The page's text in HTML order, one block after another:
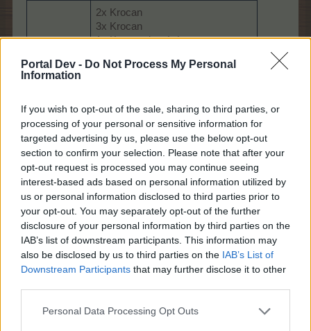
Portal Dev - Do Not Process My Personal
Information
If you wish to opt-out of the sale, sharing to third parties, or
processing of your personal or sensitive information for
targeted advertising by us, please use the below opt-out
section to confirm your selection. Please note that after your
opt-out request is processed you may continue seeing
interest-based ads based on personal information utilized by
us or personal information disclosed to third parties prior to
your opt-out. You may separately opt-out of the further
disclosure of your personal information by third parties on the
IAB’s list of downstream participants. This information may
also be disclosed by us to third parties on the IAB’s List of
Downstream Participants that may further disclose it to other
Personal Data Processing Opt Outs
Možný zisk
2x Krocan
3x Krocan
1x Krocan domácí
1x Dýňový krocan
1x Domorodý krocan
1x Polka krůta
1x Krocan kutil
2x Papoušek
3x Papoušek
1x Smaragdový papoušek
1x Azurový papoušek
1x Karmínový papoušek
1x Elegantní papoušek
1x Tropický papoušek
1x Párty papoušek
1x Shakespearovský papoušek
1x Super papoušek
2x Vrána
1x Šedá vrána